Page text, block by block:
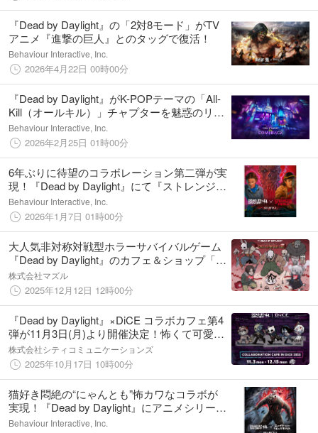
『Dead by Daylight』の「2対8モード」がTV
アニメ『進撃の巨人』とのタッグで復活！
Behaviour Interactive, Inc.
2026年4月22日 00時00分
『Dead by Daylight』がK-POPテーマの「All-
Kill（オールキル）」チャプターを魅惑のリニ
ューアル！
Behaviour Interactive, Inc.
2026年2月25日 01時00分
6年ぶりに待望のコラボレーション第二弾が実
現！『Dead by Daylight』にて『ストレンジャ
ー・シングス』チャプターのPTBがスタート
Behaviour Interactive, Inc.
2026年1月7日 01時00分
大人気非対称対戦型ホラーサバイバルゲーム
『Dead by Daylight』のカフェ＆ショップ「霧
の森のカフェ」をツリービレッジ横浜、大
阪、博多の3店舗にオープン！
株式会社マズル
2025年12月12日 12時00分
『Dead by Daylight』×DiCE コラボカフェ第4
弾が11月3日(月)より開催決定！怖くて可愛い
メニュー&グッズが盛りだくさん！謎解きに
も挑戦して、フロントにある発電機を通電さ
せよう！
株式会社シティコミュニケーションズ
2025年10月17日 10時00分
猫好き悶絶の“にゃんとも”怖カワなコラボが
実現！『Dead by Daylight』にアニメシリーズ
『ニャイト・オブ・ザ・リビングキャット』
Behaviour Interactive, Inc.